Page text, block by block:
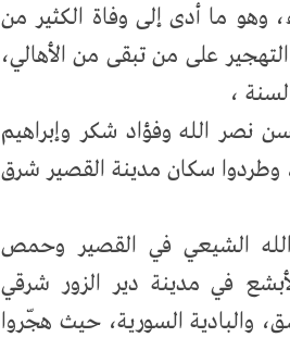
وهو ما أدى إلى وفاة الكثير من
على من تبقى من الأهالي،
،
نصر الله وفؤاد شكر وإبراهيم
وطردوا سكان مدينة القصير شرق
الشيعي في القصير وحمص
في مدينة دير الزور شرقي
والبادية السورية، حيث هجّروا